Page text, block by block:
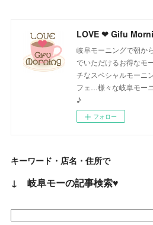
岐阜モーニングで朝
でいただけるお得なモ
チなスペシャルモーニ
フェ…様々な岐阜モー
♪
フォロー
キーワード・店名・住所で
↓ 岐阜モーの記事検索♥